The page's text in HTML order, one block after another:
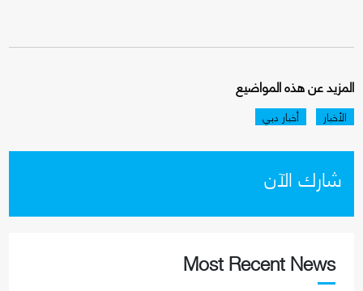
المزيد عن هذه المواضيع
الأخبار أخبار دبي
شارك الآن
Most Recent News